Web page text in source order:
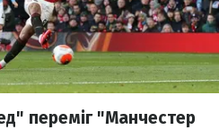
переміг "Манчестер